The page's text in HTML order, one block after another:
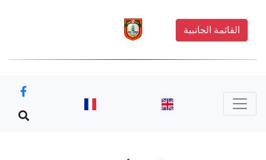
القائمة الجانبية